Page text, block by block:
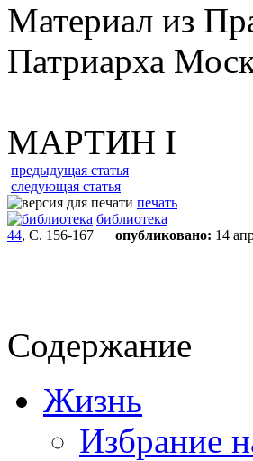
Материал из
Патриарха
МАРТИН I
предыдущая статья
следующая статья
печать
библиотека
44, С. 156-167 опубликовано: 14
Содержание
Жизнь
Избрание